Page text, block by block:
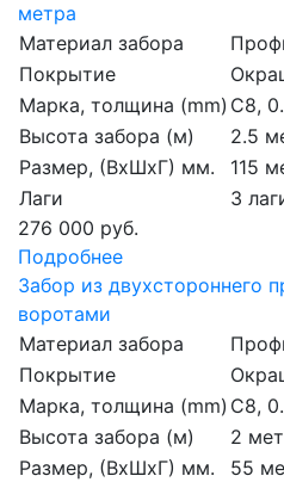
метра
Материал забора
Покрытие
Марка, толщина (mm) С8,
Высота забора (м)
2.5
Размер, (ВхШхГ) мм.
115
Лаги
3
276 000 руб.
Подробнее
Забор из двухстороннего
воротами
Материал забора
Покрытие
Марка, толщина (mm) С8,
Высота забора (м)
2
Размер, (ВхШхГ) мм.
55